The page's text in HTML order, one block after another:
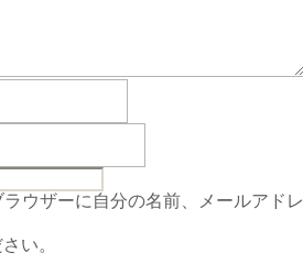
ウザーに自分の名前、メールアド
い。